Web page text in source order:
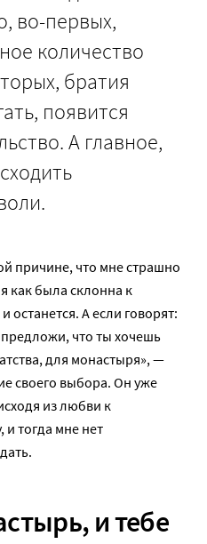
во-первых,
количество
братия
появится
А главное,
причине, что мне страшно
как была склонна к
останется. А если говорят:
что ты хочешь
для монастыря», —
своего выбора. Он уже
из любви к
тогда мне нет
и тебе